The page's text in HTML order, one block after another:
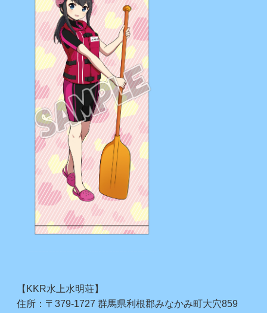
【KKR水上水明荘】
住所：〒379-1727 群馬県利根郡みなかみ町大穴859